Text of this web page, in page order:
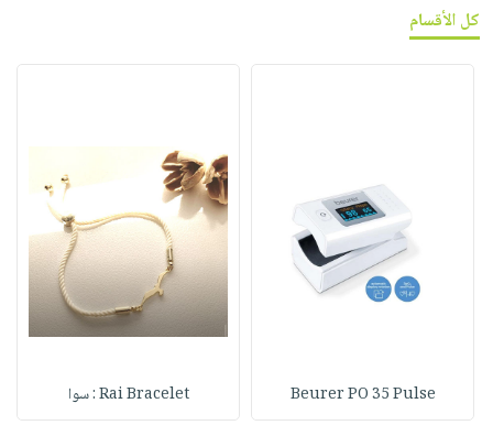
كل الأقسام
Beurer PO 35 Pulse Rai Bracelet : سوا